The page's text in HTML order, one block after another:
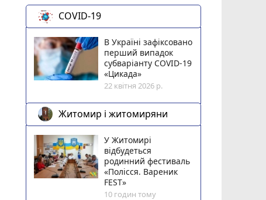
COVID-19
В Україні зафіксовано
перший випадок
субваріанту COVID-19
«Цикада»
22 квітня 2026 р.
Житомир і житомиряни
У Житомирі
відбудеться
родинний фестиваль
«Полісся. Вареник
FEST»
10 годин тому